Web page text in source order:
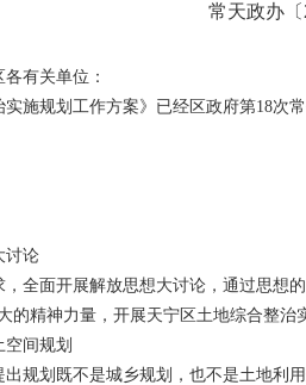
常天政办〔
有关单位：
实施规划工作方案》已经区政府第18次
讨论
全面开展解放思想大讨论，通过思想
的精神力量，开展天宁区土地综合整治
空间规划
出规划既不是城乡规划，也不是土地利